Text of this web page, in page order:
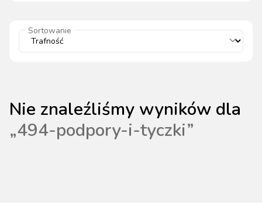
Sortowanie
Nie znaleźliśmy wyników dla
„494-podpory-i-tyczki”